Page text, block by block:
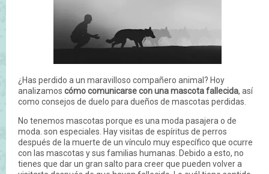
¿Has perdido a un maravilloso compañero animal? Hoy
analizamos cómo comunicarse con una mascota fallecida, así
como consejos de duelo para dueños de mascotas perdidas.
No tenemos mascotas porque es una moda pasajera o de
moda. son especiales. Hay visitas de espíritus de perros
después de la muerte de un vínculo muy específico que ocurre
con las mascotas y sus familias humanas. Debido a esto, no
tienes que dar un gran salto para creer que pueden volver a